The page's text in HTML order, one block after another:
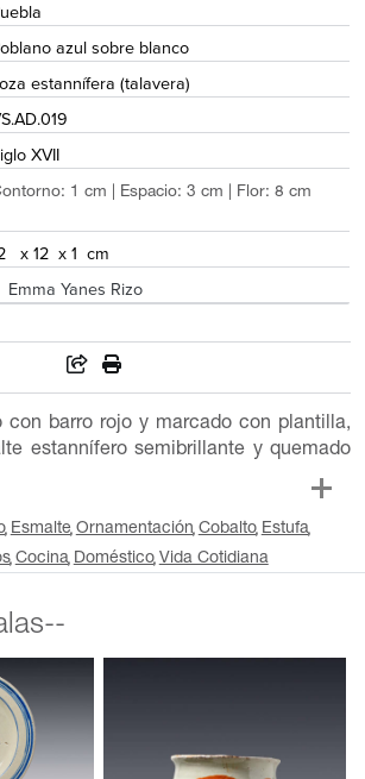
azul sobre blanco
estannífera (talavera)
XVII
1 cm | Espacio: 3 cm | Flor: 8 cm
x 12 x 1 cm
Emma Yanes Rizo
con barro rojo y marcado con plantilla,
estannífero semibrillante y quemado
Esmalte Ornamentación Cobalto Estufa
Cocina Doméstico Vida Cotidiana